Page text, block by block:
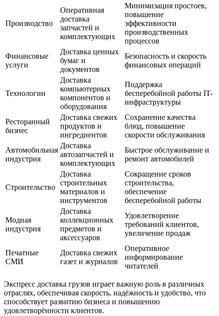
Производство
Оперативная
доставка
запчастей и
комплектующих
Минимизация простоев,
повышение
эффективности
производственных
процессов
Финансовые
услуги
Доставка ценных
бумаг и
документов
Безопасность и скорость
финансовых операций
Технологии
Доставка
компьютерных
компонентов и
оборудования
Поддержка
бесперебойной работы IT-
инфраструктуры
Ресторанный
бизнес
Доставка свежих
продуктов и
ингредиентов
Сохранение качества
блюд, повышение
скорости обслуживания
Автомобильная
индустрия
Доставка
автозапчастей и
комплектующих
Быстрое обслуживание и
ремонт автомобилей
Строительство
Доставка
строительных
материалов и
инструментов
Сокращение сроков
строительства,
обеспечение
бесперебойной работы
Модная
индустрия
Доставка
коллекционных
предметов и
аксессуаров
Удовлетворение
требований клиентов,
увеличение продаж
Печатные
СМИ
Доставка свежих
газет и журналов
Оперативное
информирование
читателей
Экспресс доставка грузов играет важную роль в различных
отраслях, обеспечивая скорость, надёжность и удобство, что
способствует развитию бизнеса и повышению
удовлетворённости клиентов.